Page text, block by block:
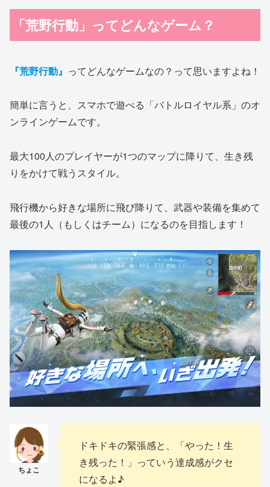
「荒野行動」ってどんなゲーム？
『荒野行動』 ってどんなゲームなの？って思いますよね！
簡単に言うと、スマホで遊べる「バトルロイヤル系」のオ
ンラインゲームです。
最大100人のプレイヤーが1つのマップに降りて、生き残
りをかけて戦うスタイル。
飛行機から好きな場所に飛び降りて、武器や装備を集めて
最後の1人（もしくはチーム）になるのを目指します！
ドキドキの緊張感と、「やった！生
き残った！」っていう達成感がクセ
になるよ♪